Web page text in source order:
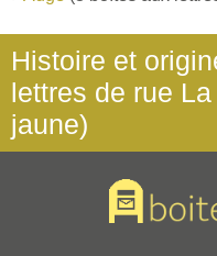
Histoire et
lettres de rue
jaune)